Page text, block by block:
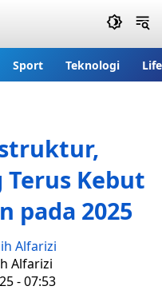
Sport Teknologi
Terus Kebut
pada 2025
Alfarizi
Alfarizi
- 07:53